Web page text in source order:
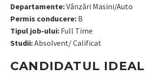
Departamente:Vânzări Masini/Auto
Permis conducere: B
Tipul job-ului: Full Time
Studii:Absolvent/ Calificat
CANDIDATUL IDEAL